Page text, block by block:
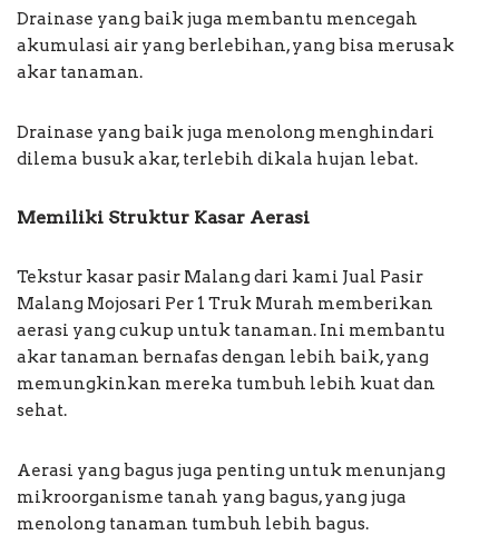
Drainase yang baik juga membantu mencegah
akumulasi air yang berlebihan, yang bisa merusak
akar tanaman.
Drainase yang baik juga menolong menghindari
dilema busuk akar, terlebih dikala hujan lebat.
Memiliki Struktur Kasar Aerasi
Tekstur kasar pasir Malang dari kami Jual Pasir
Malang Mojosari Per 1 Truk Murah memberikan
aerasi yang cukup untuk tanaman. Ini membantu
akar tanaman bernafas dengan lebih baik, yang
memungkinkan mereka tumbuh lebih kuat dan
sehat.
Aerasi yang bagus juga penting untuk menunjang
mikroorganisme tanah yang bagus, yang juga
menolong tanaman tumbuh lebih bagus.